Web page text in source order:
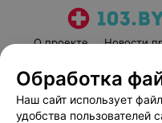
О проекте Новости
Пользовательское
Обработка
Наш сайт использует
удобства пользователей